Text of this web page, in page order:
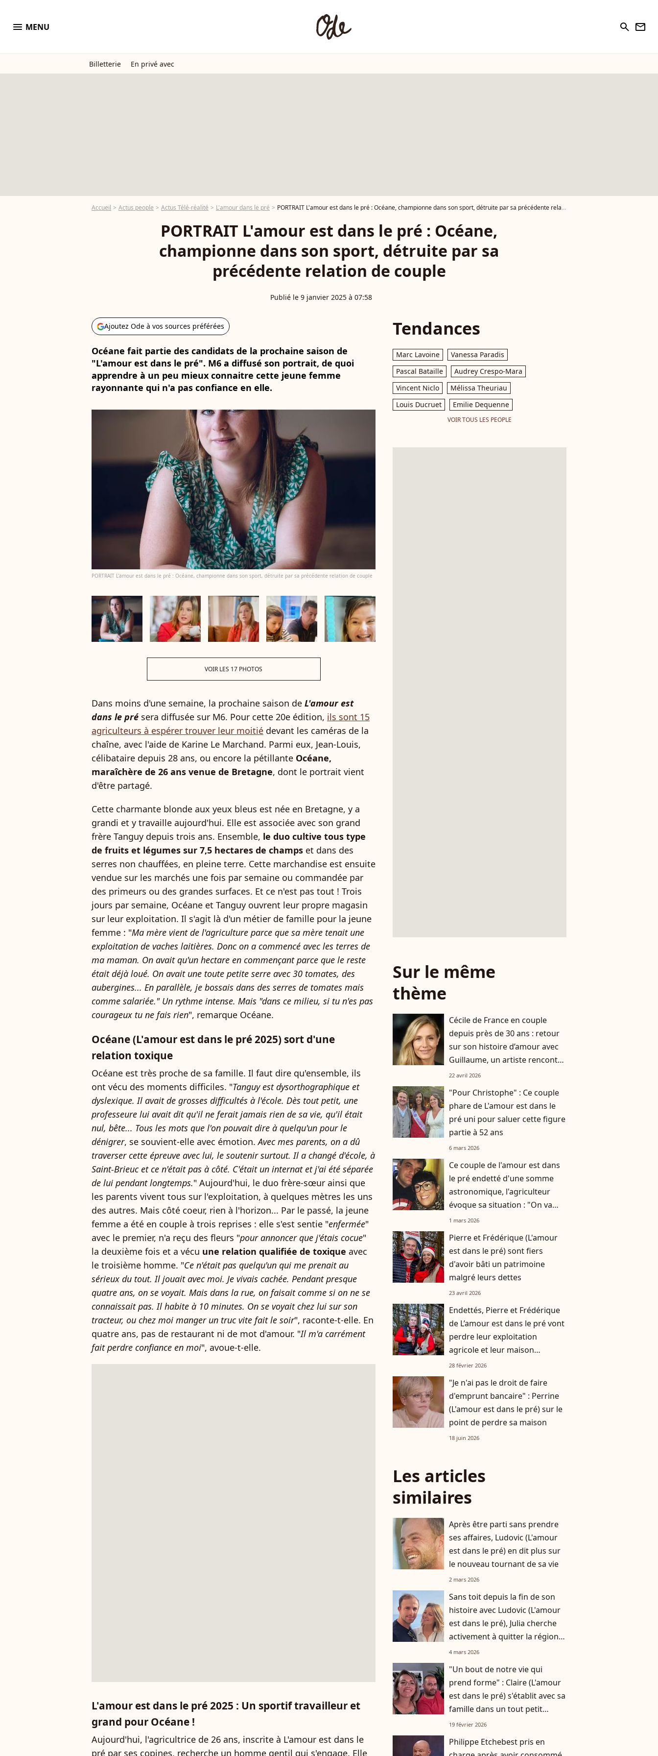
menu MENU search newsletter
Billetterie En privé avec
Accueil Actus people Actus Télé-réalité L'amour dans le pré PORTRAIT L'amour est dans le pré : Océane, championne dans son sport, détruite par sa précédente relation de couple
PORTRAIT L'amour est dans le pré : Océane,
championne dans son sport, détruite par sa
précédente relation de couple
Publié le 9 janvier 2025 à 07:58
Ajoutez Ode à vos sources préférées
Océane fait partie des candidats de la prochaine saison de
"L'amour est dans le pré". M6 a diffusé son portrait, de quoi
apprendre à un peu mieux connaitre cette jeune femme
rayonnante qui n'a pas confiance en elle.
PORTRAIT L'amour est dans le pré : Océane, championne dans son sport, détruite par sa précédente relation de couple
VOIR LES 17 PHOTOS
Dans moins d'une semaine, la prochaine saison de L'amour est
dans le pré sera diffusée sur M6. Pour cette 20e édition, ils sont 15
agriculteurs à espérer trouver leur moitié devant les caméras de la
chaîne, avec l'aide de Karine Le Marchand. Parmi eux, Jean-Louis,
célibataire depuis 28 ans, ou encore la pétillante Océane,
maraîchère de 26 ans venue de Bretagne, dont le portrait vient
d'être partagé.
Cette charmante blonde aux yeux bleus est née en Bretagne, y a
grandi et y travaille aujourd'hui. Elle est associée avec son grand
frère Tanguy depuis trois ans. Ensemble, le duo cultive tous type
de fruits et légumes sur 7,5 hectares de champs et dans des
serres non chauffées, en pleine terre. Cette marchandise est ensuite
vendue sur les marchés une fois par semaine ou commandée par
des primeurs ou des grandes surfaces. Et ce n'est pas tout ! Trois
jours par semaine, Océane et Tanguy ouvrent leur propre magasin
sur leur exploitation. Il s'agit là d'un métier de famille pour la jeune
femme : "Ma mère vient de l'agriculture parce que sa mère tenait une
exploitation de vaches laitières. Donc on a commencé avec les terres de
ma maman. On avait qu'un hectare en commençant parce que le reste
était déjà loué. On avait une toute petite serre avec 30 tomates, des
aubergines... En parallèle, je bossais dans des serres de tomates mais
comme salariée." Un rythme intense. Mais "dans ce milieu, si tu n'es pas
courageux tu ne fais rien", remarque Océane.
Océane (L'amour est dans le pré 2025) sort d'une
relation toxique
Océane est très proche de sa famille. Il faut dire qu'ensemble, ils
ont vécu des moments difficiles. "Tanguy est dysorthographique et
dyslexique. Il avait de grosses difficultés à l'école. Dès tout petit, une
professeure lui avait dit qu'il ne ferait jamais rien de sa vie, qu'il était
nul, bête... Tous les mots que l'on pouvait dire à quelqu'un pour le
dénigrer, se souvient-elle avec émotion.Avec mes parents, on a dû
traverser cette épreuve avec lui, le soutenir surtout. Il a changé d'école, à
Saint-Brieuc et ce n'était pas à côté. C'était un internat et j'ai été séparée
de lui pendant longtemps." Aujourd'hui, le duo frère-sœur ainsi que
les parents vivent tous sur l'exploitation, à quelques mètres les uns
des autres. Mais côté coeur, rien à l'horizon... Par le passé, la jeune
femme a été en couple à trois reprises : elle s'est sentie "enfermée"
avec le premier, n'a reçu des fleurs "pour annoncer que j'étais cocue"
la deuxième fois et a vécu une relation qualifiée de toxique avec
le troisième homme. "Ce n'était pas quelqu'un qui me prenait au
sérieux du tout. Il jouait avec moi. Je vivais cachée. Pendant presque
quatre ans, on se voyait. Mais dans la rue, on faisait comme si on ne se
connaissait pas. Il habite à 10 minutes. On se voyait chez lui sur son
tracteur, ou chez moi manger un truc vite fait le soir", raconte-t-elle. En
quatre ans, pas de restaurant ni de mot d'amour. "Il m'a carrément
fait perdre confiance en moi", avoue-t-elle.
L'amour est dans le pré 2025 : Un sportif travailleur et
grand pour Océane !
Aujourd'hui, l'agricultrice de 26 ans, inscrite à L'amour est dans le
pré par ses copines, recherche un homme gentil qui s'engage. Elle
Tendances
Marc Lavoine
Vanessa Paradis
Pascal Bataille
Audrey Crespo-Mara
Vincent Niclo
Mélissa Theuriau
Louis Ducruet
Emilie Dequenne
VOIR TOUS LES PEOPLE
Sur le même
thème
Cécile de France en couple
depuis près de 30 ans : retour
sur son histoire d’amour avec
Guillaume, un artiste rencontré
à l'école
22 avril 2026
"Pour Christophe" : Ce couple
phare de L'amour est dans le
pré uni pour saluer cette figure
partie à 52 ans
6 mars 2026
Ce couple de l'amour est dans
le pré endetté d'une somme
astronomique, l'agriculteur
évoque sa situation : "On va
peut-être se retrouver dans un
1 mars 2026
Pierre et Frédérique (L'amour
est dans le pré) sont fiers
d'avoir bâti un patrimoine
malgré leurs dettes
23 avril 2026
Endettés, Pierre et Frédérique
de L’amour est dans le pré vont
perdre leur exploitation
agricole et leur maison
familiale
28 février 2026
"Je n'ai pas le droit de faire
d'emprunt bancaire" : Perrine
(L'amour est dans le pré) sur le
point de perdre sa maison
18 juin 2026
Les articles
similaires
Après être parti sans prendre
ses affaires, Ludovic (L'amour
est dans le pré) en dit plus sur
le nouveau tournant de sa vie
2 mars 2026
Sans toit depuis la fin de son
histoire avec Ludovic (L'amour
est dans le pré), Julia cherche
activement à quitter la région
de l'agriculteur
4 mars 2026
"Un bout de notre vie qui
prend forme" : Claire (L'amour
est dans le pré) s'établit avec sa
famille dans un tout petit
village de 315 habitants
19 février 2026
Philippe Etchebest pris en